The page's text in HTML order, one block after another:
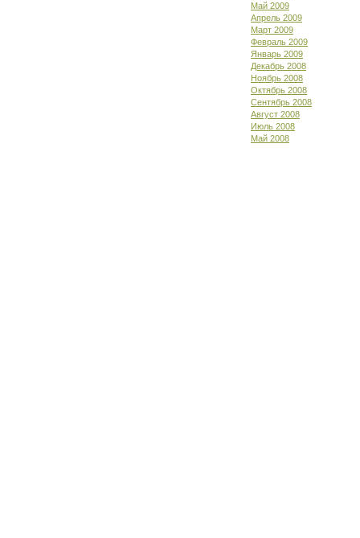
Май 2009
Апрель 2009
Март 2009
Февраль 2009
Январь 2009
Декабрь 2008
Ноябрь 2008
Октябрь 2008
Сентябрь 2008
Август 2008
Июль 2008
Май 2008